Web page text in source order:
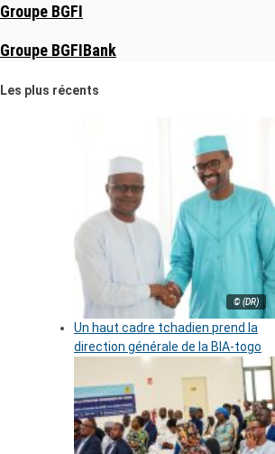
Groupe BGFI
Groupe BGFIBank
Les plus récents
© (DR)
Un haut cadre tchadien prend la
direction générale de la BIA-togo